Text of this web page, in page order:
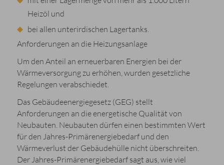
Heizöl und
bei allen unterirdischen Lagertanks.
Anforderungen an die Heizungsanlage
Um den Anteil an erneuerbaren Energien bei der
Wärmeversorgung zu erhöhen, wurden gesetzliche
Regelungen verabschiedet.
Das Gebäudeenergiegesetz (GEG) stellt
Anforderungen an die energetische Qualität von
Neubauten. Neubauten dürfen einen bestimmten Wert
für den Jahres-Primärenergiebedarf und den
Wärmeverlust der Gebäudehülle nicht überschreiten.
Der Jahres-Primärenergiebedarf sagt aus, wie viel